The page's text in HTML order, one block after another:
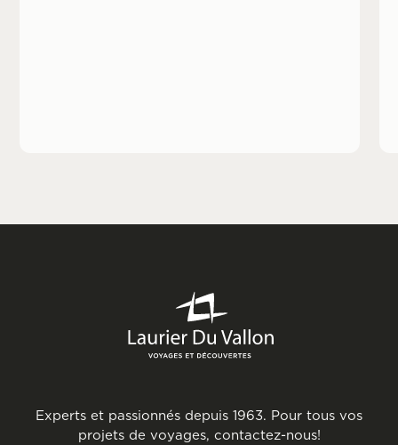
Experts et passionnés depuis 1963. Pour tous vos
projets de voyages, contactez-nous!